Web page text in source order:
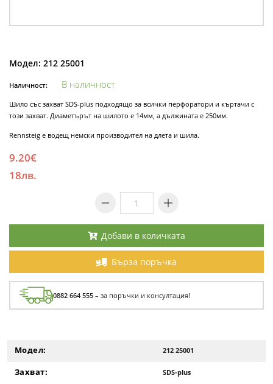
Модел: 212 25001
Наличност: В наличност
Шило със захват SDS-plus подходящо за всички перфоратори и къртачи с
този захват. Диаметърът на шилото е 14мм, а дължината е 250мм.
Rennsteig е водещ немски производител на длета и шила.
9.20€
18лв.
Добави в количката
Бърза поръчка
0882 664 555 – за поръчки и консултация!
Модел: 212 25001
Захват: SDS-plus